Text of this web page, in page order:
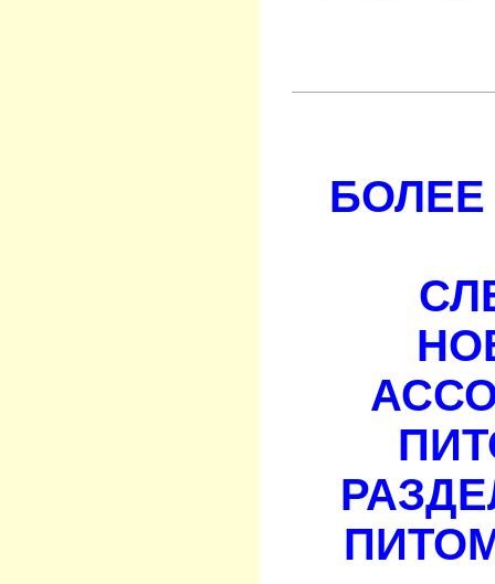
БОЛЕЕ